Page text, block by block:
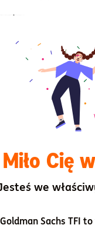
TFI na podstawie
eksponowanych
co jest
akcji, oczekując
Miło Cię
we
Goldman Sachs TFI